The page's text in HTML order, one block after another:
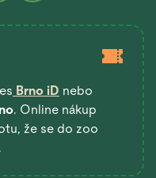
Brno iD nebo
. Online nákup
že se do zoo